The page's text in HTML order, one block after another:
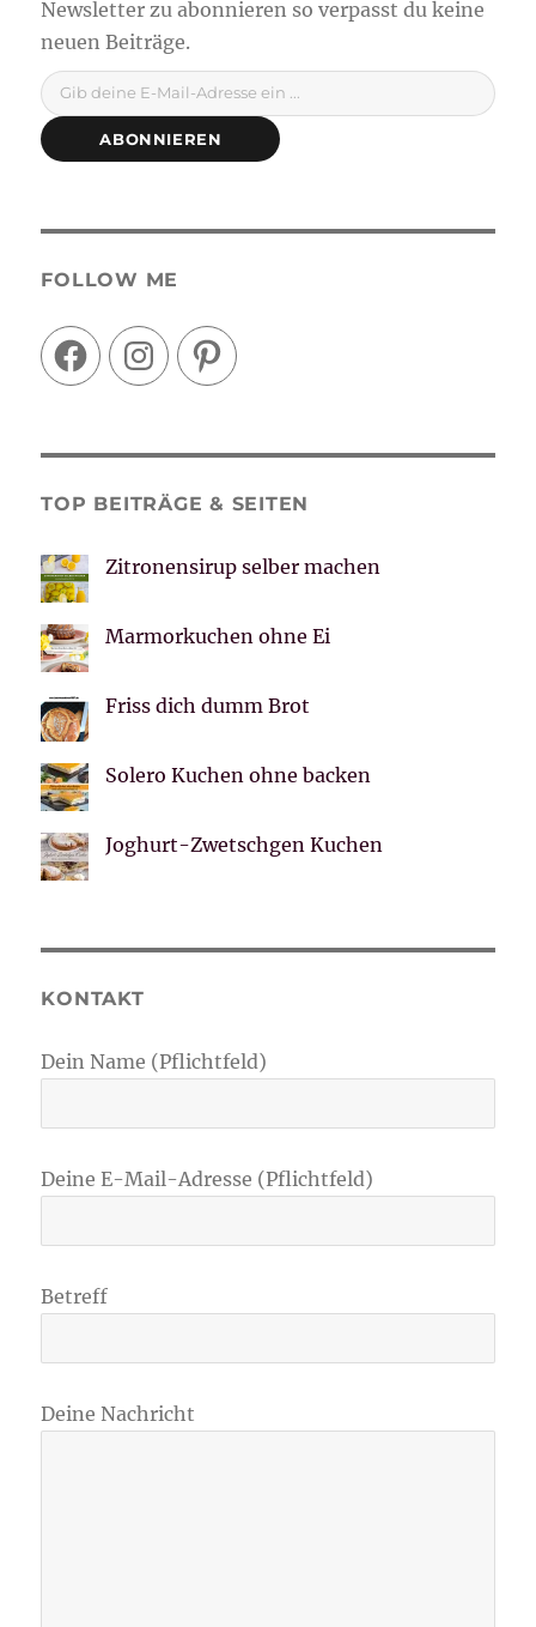
Gib deine E-Mail-Adresse ein ...
ABONNIEREN
FOLLOW ME
FacebookInstagramPinterest
TOP BEITRÄGE & SEITEN
Zitronensirup selber machen
Marmorkuchen ohne Ei
Friss dich dumm Brot
Solero Kuchen ohne backen
Joghurt-Zwetschgen Kuchen
KONTAKT
Dein Name (Pflichtfeld)
Deine E-Mail-Adresse (Pflichtfeld)
Betreff
Deine Nachricht